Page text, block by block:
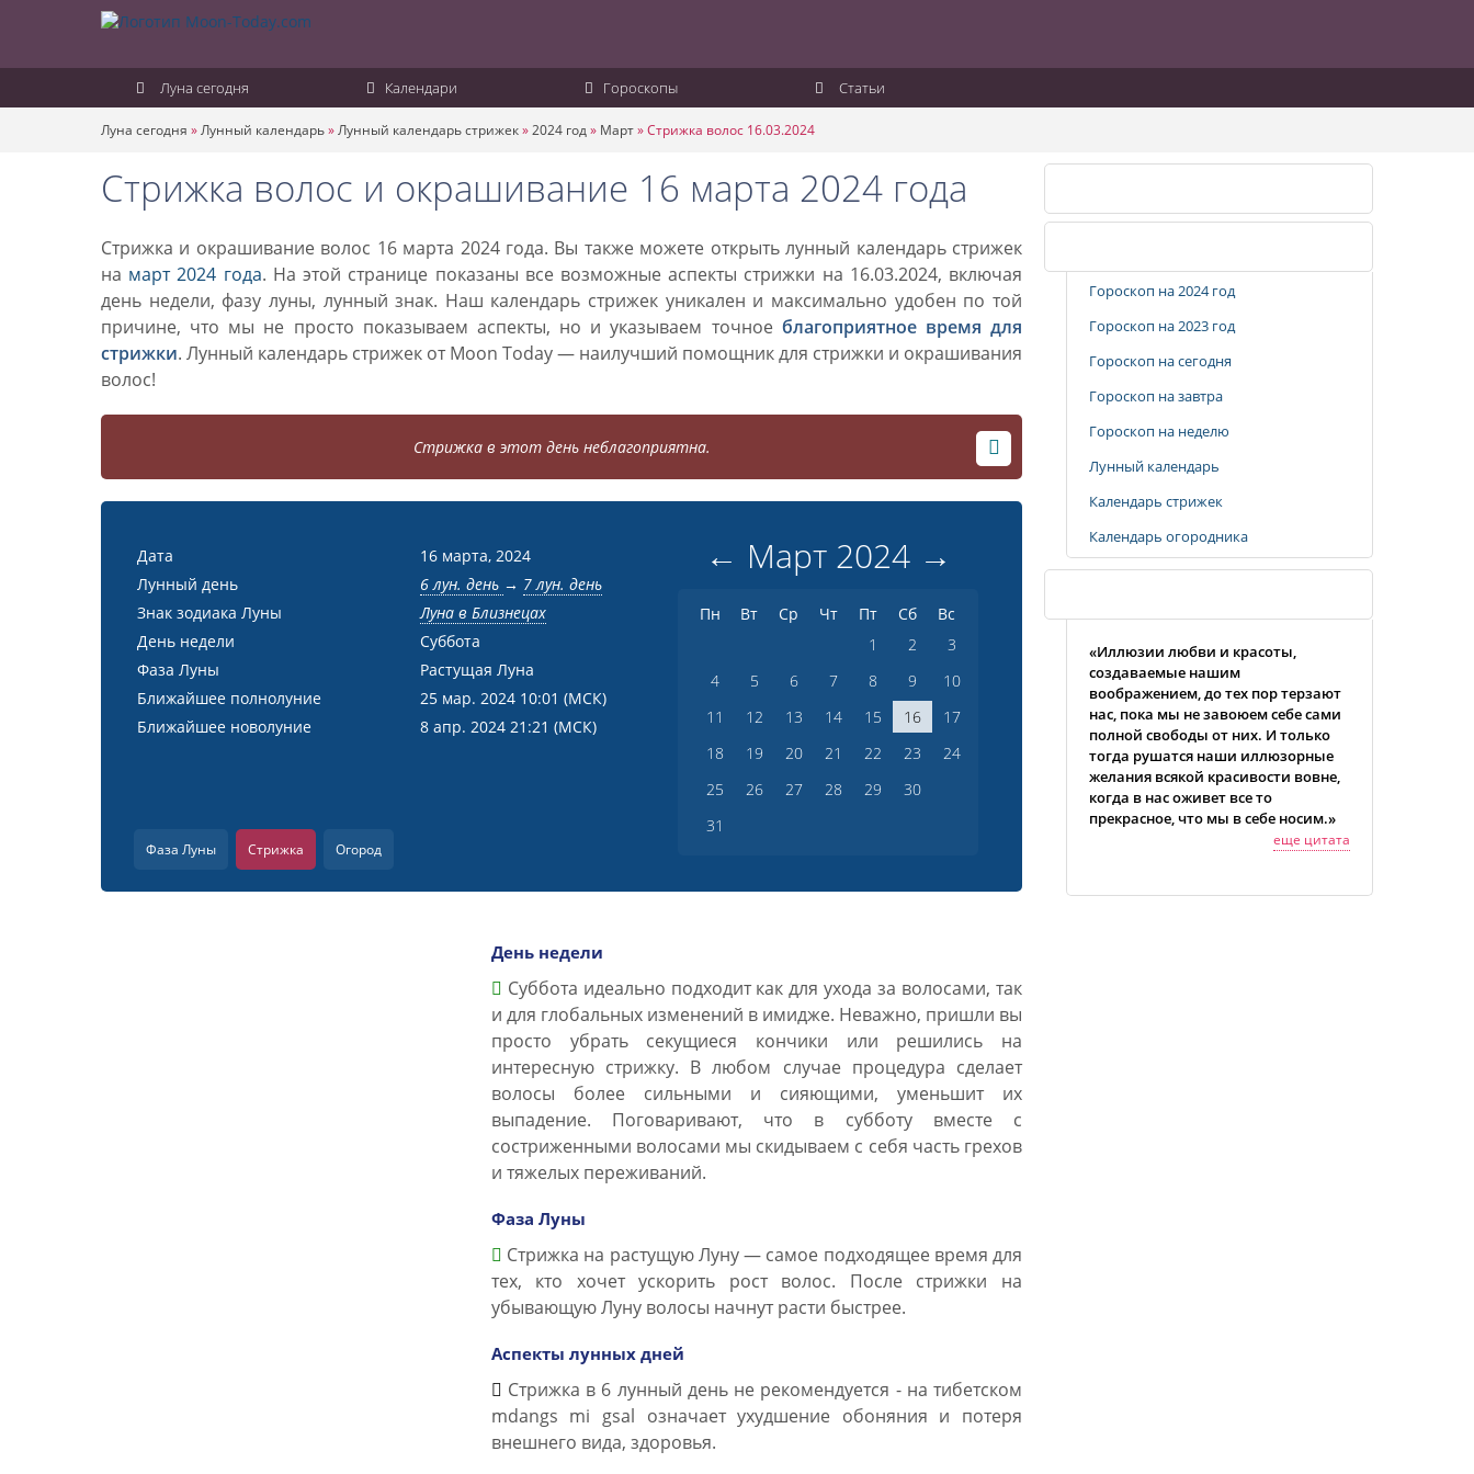
Луна сегодня Календари Гороскопы Статьи
Луна сегодня »Лунный календарь»Лунный календарь стрижек»2024 год» Март»Стрижка волос 16.03.2024
Стрижка волос и окрашивание 16 марта 2024 года
Стрижка и окрашивание волос 16 марта 2024 года. Вы также можете открыть лунный календарь стрижек
на март 2024 года. На этой странице показаны все возможные аспекты стрижки на 16.03.2024, включая
день недели, фазу луны, лунный знак. Наш календарь стрижек уникален и максимально удобен по той
причине, что мы не просто показываем аспекты, но и указываем точное благоприятное время для
стрижки. Лунный календарь стрижек от Moon Today — наилучший помощник для стрижки и окрашивания
волос!
Стрижка в этот день неблагоприятна.
Дата
16 марта, 2024
Лунный день
6 лун. день → 7 лун. день
Знак зодиака Луны
Луна в Близнецах
День недели
Суббота
Фаза Луны
Растущая Луна
Ближайшее полнолуние
25 мар. 2024 10:01 (МСК)
Ближайшее новолуние
8 апр. 2024 21:21 (МСК)
← Март 2024 →
Пн Вт Ср Чт Пт Сб
Вс
1
2
3
4
5 6 7 8 9
10
11
12 13 14 15 16
17
18
19 20 21 22 23
24
25
26 27 28 29
30
31
Фаза Луны Стрижка Огород
День недели
Суббота идеально подходит как для ухода за волосами, так
и для глобальных изменений в имидже. Неважно, пришли вы
просто убрать секущиеся кончики или решились на
интересную стрижку. В любом случае процедура сделает
волосы более сильными и сияющими, уменьшит их
выпадение. Поговаривают, что в субботу вместе с
состриженными волосами мы скидываем с себя часть грехов
и тяжелых переживаний.
Фаза Луны
Стрижка на растущую Луну — самое подходящее время для
тех, кто хочет ускорить рост волос. После стрижки на
убывающую Луну волосы начнут расти быстрее.
Аспекты лунных дней
Стрижка в 6 лунный день не рекомендуется - на тибетском
mdangs mi gsal означает ухудшение обоняния и потеря
внешнего вида, здоровья.
Гороскоп на 2024 год
Гороскоп на 2023 год
Гороскоп на сегодня
Гороскоп на завтра
Гороскоп на неделю
Лунный календарь
Календарь стрижек
Календарь огородника
«Иллюзии любви и красоты,
создаваемые нашим
воображением, до тех пор терзают
нас, пока мы не завоюем себе сами
полной свободы от них. И только
тогда рушатся наши иллюзорные
желания всякой красивости вовне,
когда в нас оживет все то
прекрасное, что мы в себе носим.»
еще цитата